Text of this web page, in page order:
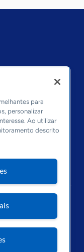
para
personalizar
Ao utilizar
descrito